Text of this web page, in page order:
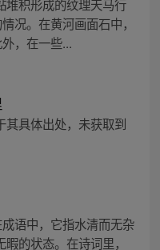
堆积形成的纹理天马行
况。在黄河画面石中，
，在一些...
其具体出处，未获取到
语中，它指水清而无杂
的状态。在诗词里，